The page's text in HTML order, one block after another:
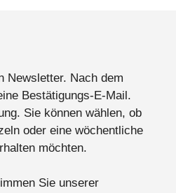
Newsletter. Nach dem
Bestätigungs-E-Mail.
Sie können wählen, ob
oder eine wöchentliche
möchten.
Sie unserer